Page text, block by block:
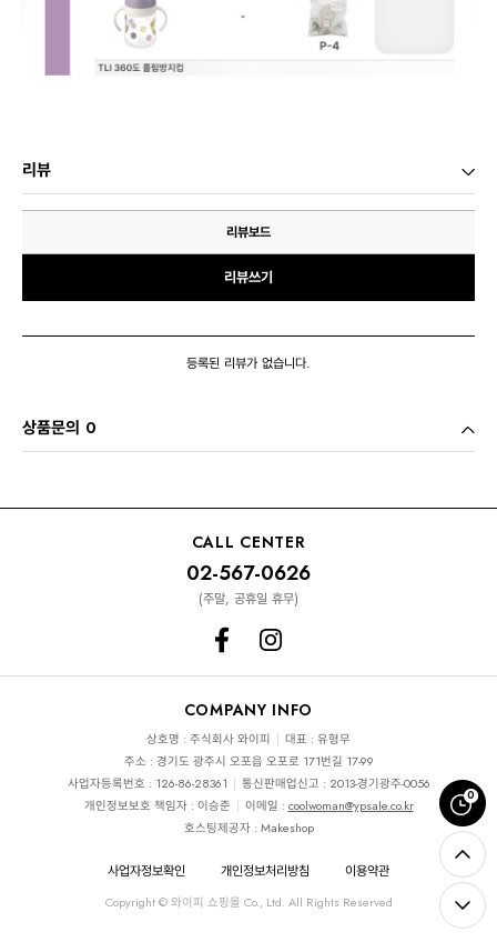
0
리뷰
리뷰보드
리뷰쓰기
등록된 리뷰가 없습니다.
상품문의 0
CALL CENTER
02-567-0626
(주말, 공휴일 휴무)
COMPANY INFO
상호명 : 주식회사 와이피
대표 : 유형무
주소 : 경기도 광주시 오포읍 오포로 171번길 17-99
사업자등록번호 : 126-86-28361
통신판매업신고 : 2013-경기광주-0056
개인정보보호 책임자 : 이승준
이메일 : coolwoman@ypsale.co.kr
호스팅제공자 : Makeshop
사업자정보확인 개인정보처리방침 이용약관
Copyright © 와이피 쇼핑몰 Co., Ltd. All Rights Reserved